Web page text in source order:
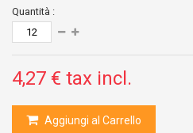
Quantità :
4,27 € tax incl.
Aggiungi al Carrello